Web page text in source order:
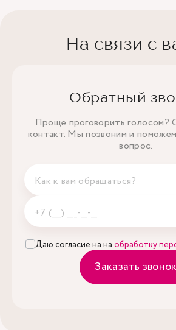
На связи с
Обратный
Проще проговорить голосом?
контакт. Мы позвоним и
вопрос.
Даю согласие на на обработку
Заказать звонок